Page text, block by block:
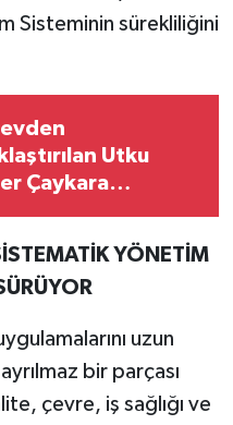
Sisteminin sürekliliğini
Utku
Çaykara
YÖNETİM
uzun
ayrılmaz bir parçası
çevre, iş sağlığı ve